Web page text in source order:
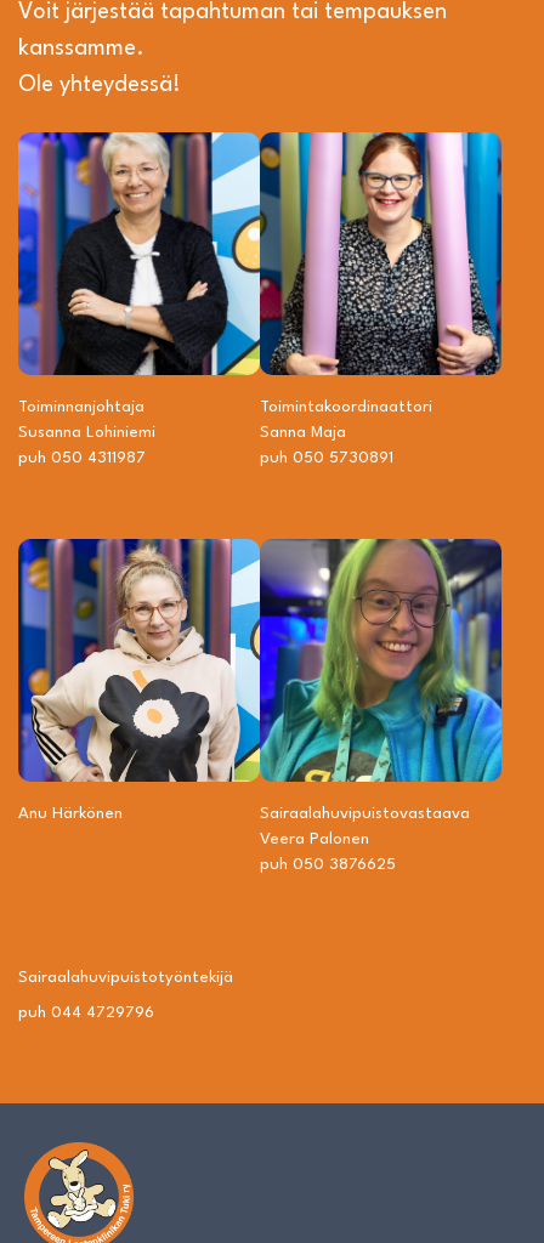
Voit järjestää tapahtuman tai tempauksen
kanssamme.
Ole yhteydessä!
Toiminnanjohtaja
Susanna Lohiniemi
puh 050 4311987
Toiminta­­koordinaattori
Sanna Maja
puh 050 5730891
Anu Härkönen
Sairaalahuvipuisto­vastaava
Veera Palonen
puh 050 3876625
Sairaalahuvipuisto­työntekijä
puh 044 4729796